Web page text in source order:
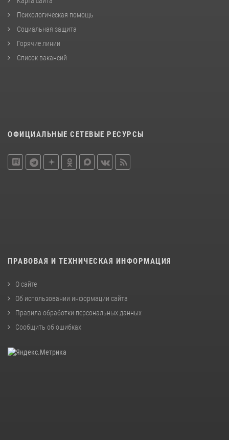
Психологическая помощь
Социальная защита
Горячие линии
Список вакансий
ОФИЦИАЛЬНЫЕ СЕТЕВЫЕ РЕСУРСЫ
ПРАВОВАЯ И ТЕХНИЧЕСКАЯ ИНФОРМАЦИЯ
О сайте
Об использовании информации сайта
Правила обработки персональных данных
Сообщить об ошибках